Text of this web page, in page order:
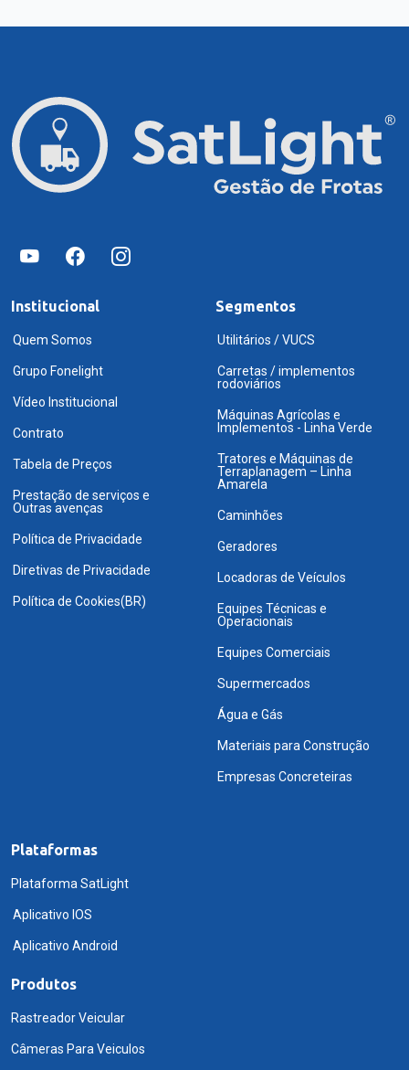
Institucional
Quem Somos
Grupo Fonelight
Vídeo Institucional
Contrato
Tabela de Preços
Prestação de serviços e
Outras avenças
Política de Privacidade
Diretivas de Privacidade
Política de Cookies(BR)
Segmentos
Utilitários / VUCS
Carretas / implementos
rodoviários
Máquinas Agrícolas e
Implementos - Linha Verde
Tratores e Máquinas de
Terraplanagem – Linha
Amarela
Caminhões
Geradores
Locadoras de Veículos
Equipes Técnicas e
Operacionais
Equipes Comerciais
Supermercados
Água e Gás
Materiais para Construção
Empresas Concreteiras
Plataformas
Plataforma SatLight
Aplicativo IOS
Aplicativo Android
Produtos
Rastreador Veicular
Câmeras Para Veiculos